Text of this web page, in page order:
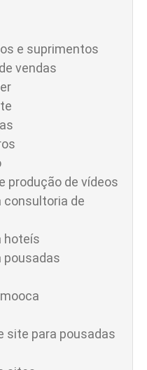
e suprimentos
vendas
produção de vídeos
consultoria de
hoteís
pousadas
site para pousadas